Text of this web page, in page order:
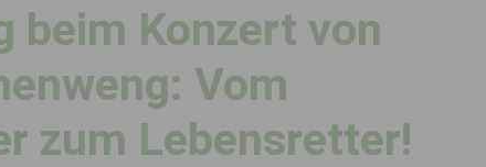
beim Konzert von
Vom
zum Lebensretter!